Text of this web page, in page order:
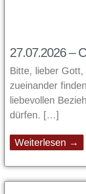
27.07.2026 –
Bitte, lieber
zueinander
liebevollen
dürfen.
Weiterlesen →